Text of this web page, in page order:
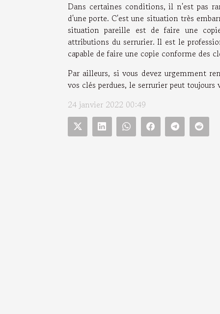
Dans certaines conditions, il n'est pas
d'une porte. C'est une situation très
situation pareille est de faire une
attributions du serrurier. Il est le
capable de faire une copie conforme des
Par ailleurs, si vous devez urgemment
vos clés perdues, le serrurier peut toujours
24 janvier 2022 00:49